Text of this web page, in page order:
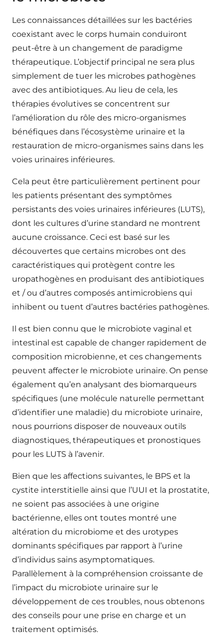
Les connaissances détaillées sur les bactéries
coexistant avec le corps humain conduiront
peut-être à un changement de paradigme
thérapeutique. L’objectif principal ne sera plus
simplement de tuer les microbes pathogènes
avec des antibiotiques. Au lieu de cela, les
thérapies évolutives se concentrent sur
l’amélioration du rôle des micro-organismes
bénéfiques dans l’écosystème urinaire et la
restauration de micro-organismes sains dans les
voies urinaires inférieures.
Cela peut être particulièrement pertinent pour
les patients présentant des symptômes
persistants des voies urinaires inférieures (LUTS),
dont les cultures d’urine standard ne montrent
aucune croissance. Ceci est basé sur les
découvertes que certains microbes ont des
caractéristiques qui protègent contre les
uropathogènes en produisant des antibiotiques
et / ou d’autres composés antimicrobiens qui
inhibent ou tuent d’autres bactéries pathogènes.
Il est bien connu que le microbiote vaginal et
intestinal est capable de changer rapidement de
composition microbienne, et ces changements
peuvent affecter le microbiote urinaire. On pense
également qu’en analysant des biomarqueurs
spécifiques (une molécule naturelle permettant
d’identifier une maladie) du microbiote urinaire,
nous pourrions disposer de nouveaux outils
diagnostiques, thérapeutiques et pronostiques
pour les LUTS à l’avenir.
Bien que les affections suivantes, le BPS et la
cystite interstitielle ainsi que l’UUI et la prostatite,
ne soient pas associées à une origine
bactérienne, elles ont toutes montré une
altération du microbiome et des urotypes
dominants spécifiques par rapport à l’urine
d’individus sains asymptomatiques.
Parallèlement à la compréhension croissante de
l’impact du microbiote urinaire sur le
développement de ces troubles, nous obtenons
des conseils pour une prise en charge et un
traitement optimisés.